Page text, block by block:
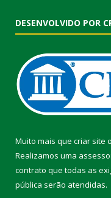
DESENVOLVIDO POR
Muito mais que criar site
Realizamos uma
contrato que todas as
pública serão atendidas.